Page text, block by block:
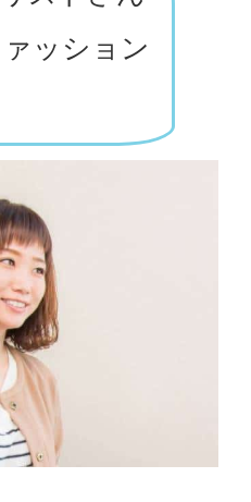
ッション